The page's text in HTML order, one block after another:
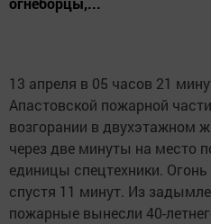
13 апреля в 05 часов 21
Апастовской пожарной
возгорании в двухэтажном
через две минуты на место
единицы спецтехники.
спустя 11 минут. Из
пожарные вынесли 40-